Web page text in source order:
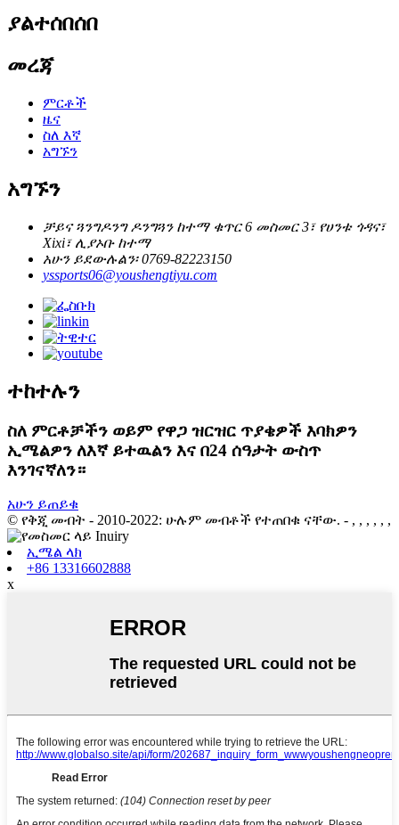
ያልተሰበሰበ
መረጃ
ምርቶች
ዜና
ስለ እኛ
አግኙን
አግኙን
ቻይና ጓንግዶንግ ዶንግጓን ከተማ ቁጥር 6 መስመር 3፣ የሀንቱ ጎዳና፣
Xixi፣ ሊያኦቡ ከተማ
አሁን ይደውሉልን፡ 0769-82223150
yssports06@youshengtiyu.com
ተከተሉን
ስለ ምርቶቻችን ወይም የዋጋ ዝርዝር ጥያቄዎች እባክዎን
ኢሜልዎን ለእኛ ይተዉልን እና በ24 ሰዓታት ውስጥ
እንገናኛለን።
አሁን ይጠይቁ
© የቅጂ መብት - 2010-2022: ሁሉም መብቶች የተጠበቁ ናቸው. - , , , , , ,
ኢሜል ላክ
+86 13316602888
x